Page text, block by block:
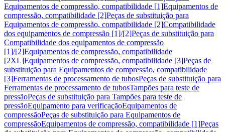
Equipamentos de compressão, compatibilidade [1]Equipamentos de
compressão, compatibilidade [2]Peças de substituição para
Equipamentos de compressão, compatibilidade [2]Compatibilidade
dos equipamentos de compressão [1]/[2]Peças de substituição para
Compatibilidade dos equipamentos de compressão
[1]/[2]Equipamentos de compressão, compatibilidade
[2XL]Equipamentos de compressão, compatibilidade [3]Peças de
substituição para Equipamentos de compressão, compatibilidade
[3]Ferramentas de processamento de tubosPeças de substituição para
Ferramentas de processamento de tubosTampões para teste de
pressãoPeças de substituição para Tampões para teste de
pressãoEquipamento para verificaçãoEquipamentos de
compressãoPeças de substituição para Equipamentos de
compressãoEquipamentos de compressão, compatibilidade [1]Peças